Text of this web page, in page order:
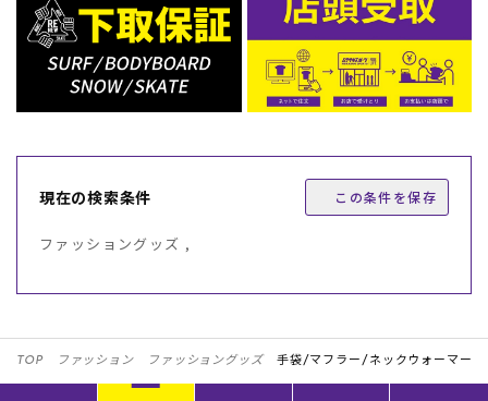
現在の検索条件 この条件を保存
ファッショングッズ ,
TOP ファッション ファッショングッズ 手袋/マフラー/ネックウォーマー